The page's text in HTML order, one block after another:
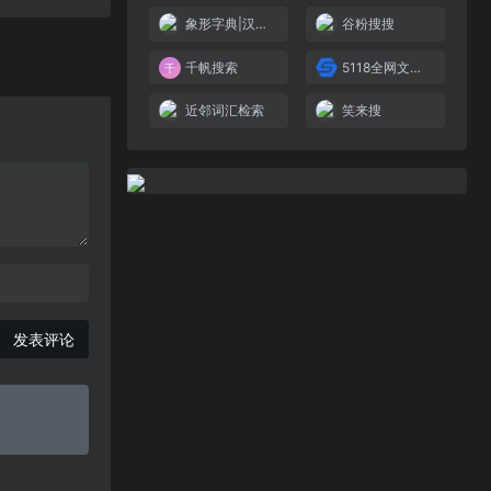
发表评论
象形字典|汉字结构查询网 谷粉搜搜
千帆搜索 5118全网文章搜索采集
近邻词汇检索 笑来搜